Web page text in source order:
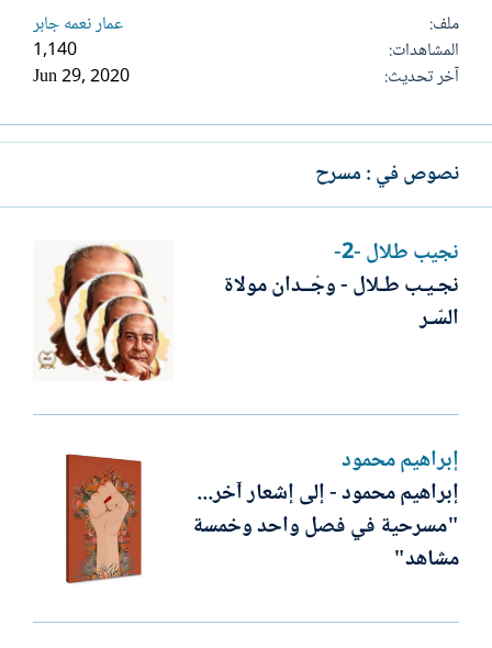
ملف
عمار نعمه جابر
المشاهدات
1,140
آخر تحديث
Jun 29, 2020
نصوص في : مسرح
نجيب طلال -2-
نجـيـب طـلال - وجْــدان مولاة
السّـر
إبراهيم محمود
إبراهيم محمود - إلى إشعار آخر...
"مسرحية في فصل واحد وخمسة
مشاهد"